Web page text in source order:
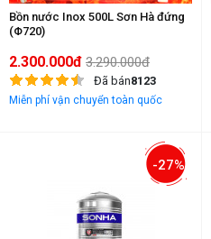
Bồn nước Inox 500L Sơn Hà đứng
(Φ720)
2.300.000đ 3.290.000đ
Đã bán8123
Miễn phí vận chuyển toàn quốc
-27%